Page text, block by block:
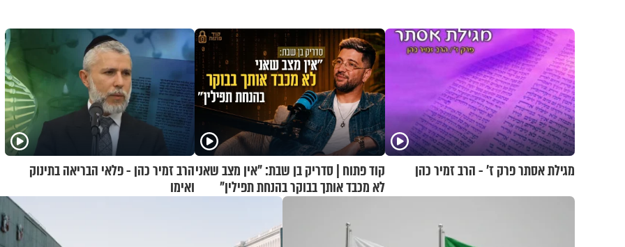
מגילת אסתר פרק ז’ - הרב זמיר כהן
קוד פתוח | סדריק בן שבת: "אין מצב שאני
לא מכבד אותך בבוקר בהנחת תפילין"
הרב זמיר כהן - פלאי הבריאה בתינוק
ואימו